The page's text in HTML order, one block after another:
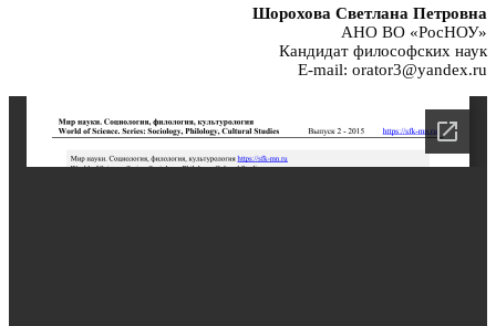
Шорохова Светлана Петровна
АНО ВО «РосНОУ»
Кандидат философских наук
E-mail: orator3@yandex.ru